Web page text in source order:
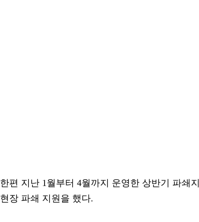
한편 지난 1월부터 4월까지 운영한 상반기 파쇄
현장 파쇄 지원을 했다.